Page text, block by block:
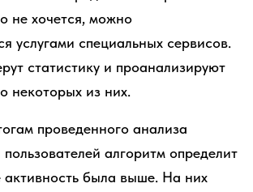
не хочется, можно
услугами специальных сервисов.
статистику и проанализируют
некоторых из них.
проведенного анализа
алгоритм определит
активность была выше. На них